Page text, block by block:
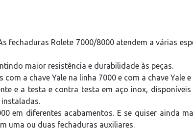
fechaduras Rolete 7000/8000 atendem a várias
maior resistência e durabilidade às peças.
a chave Yale na linha 7000 e com a chave Yale
e a testa e contra testa em aço inox,
em diferentes acabamentos. E se quiser ainda
uma ou duas fechaduras auxiliares.